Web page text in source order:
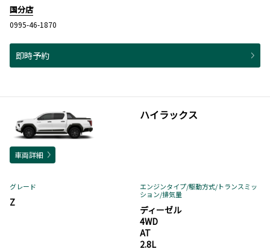
国分店
0995-46-1870
即時予約
ハイラックス
車両詳細
グレード
Z
エンジンタイプ/駆動方式/トランスミッ
ション/排気量
ディーゼル
4WD
AT
2.8L